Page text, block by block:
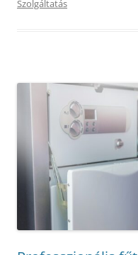
Szolgáltatás